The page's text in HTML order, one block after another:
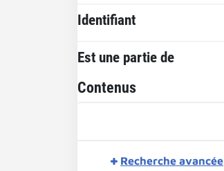
Identifiant
Est une partie de
Contenus
Recherche avancée